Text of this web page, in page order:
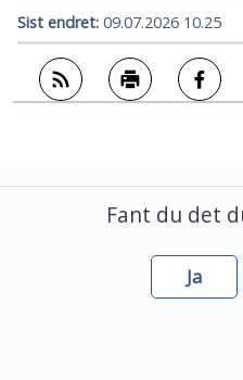
Sist endret 09.07.2026 10.25
Fant du det
Ja